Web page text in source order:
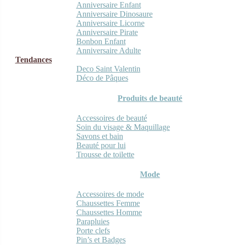
Anniversaire Enfant
Anniversaire Dinosaure
Anniversaire Licorne
Anniversaire Pirate
Bonbon Enfant
Anniversaire Adulte
Tendances
Deco Saint Valentin
Déco de Pâques
Produits de beauté
Accessoires de beauté
Soin du visage & Maquillage
Savons et bain
Beauté pour lui
Trousse de toilette
Mode
Accessoires de mode
Chaussettes Femme
Chaussettes Homme
Parapluies
Porte clefs
Pin’s et Badges